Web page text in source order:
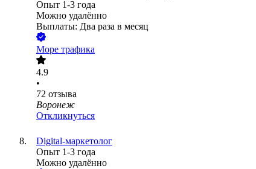
Опыт 1-3 года
Можно удалённо
Выплаты: Два раза в месяц
Море трафика
4.9
•
72 отзыва
Воронеж
Откликнуться
Digital-маркетолог
Опыт 1-3 года
Можно удалённо